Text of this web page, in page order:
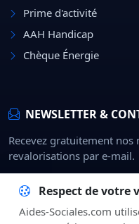
Prime d'activité
AAH Handicap
Chèque Énergie
NEWSLETTER &
Recevez gratuitement
revalorisations par e-mail.
Respect de votre
Aides-Sociales.com